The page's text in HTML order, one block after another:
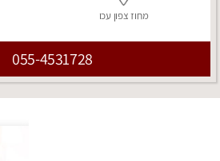
מחוז צפוןעכו
055-4531728